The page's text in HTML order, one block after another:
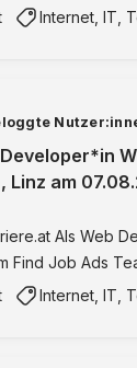
smarte B2C-
und sorgst
Internet, IT,
Linz am
größtes
Als Web
Find Job Ads
und
Internet, IT,